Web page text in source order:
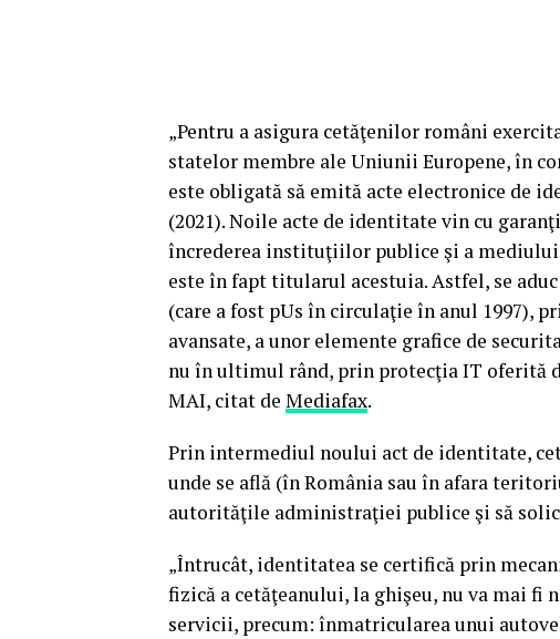
„Pentru a asigura cetăţenilor români
statelor membre ale Uniunii Europene, în
este obligată să emită acte electronice de
(2021). Noile acte de identitate vin cu
încrederea instituţiilor publice şi a
este în fapt titularul acestuia. Astfel, se
(care a fost pUs în circulaţie în anul 1997),
avansate, a unor elemente grafice de
nu în ultimul rând, prin protecţia IT oferită
MAI, citat de Mediafax.
Prin intermediul noului act de identitate,
unde se află (în România sau în afara
autorităţile administraţiei publice şi să
„Întrucât, identitatea se certifică prin
fizică a cetăţeanului, la ghişeu, nu va mai fi
servicii, precum: înmatricularea unui